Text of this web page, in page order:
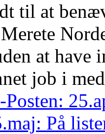
til at
at
job i
Posten:
På